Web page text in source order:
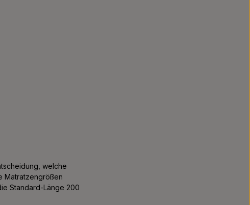
welche
Matratzengrößen
Standard-Länge 200